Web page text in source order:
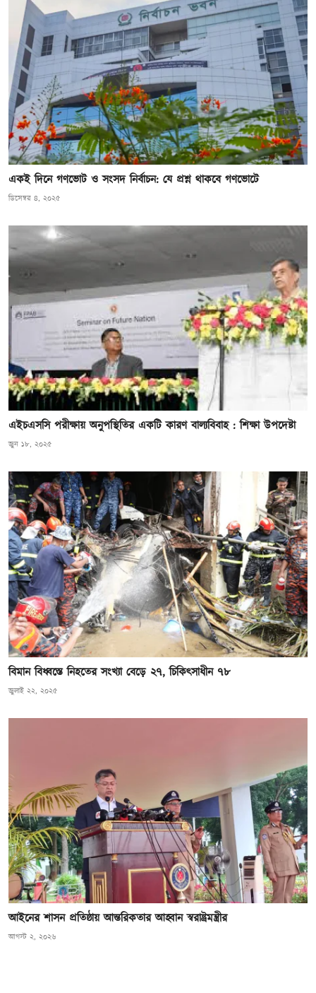
একই দিনে গণভোট ও সংসদ নির্বাচন: যে প্রশ্ন থাকবে গণভোটে
ডিসেম্বর ৪, ২০২৫
এইচএসসি পরীক্ষায় অনুপস্থিতির একটি কারণ বাল্যবিবাহ : শিক্ষা উপদেষ্টা
জুন ১৮, ২০২৫
বিমান বিধ্বস্তে নিহতের সংখ্যা বেড়ে ২৭, চিকিৎসাধীন ৭৮
জুলাই ২২, ২০২৫
আইনের শাসন প্রতিষ্ঠায় আন্তরিকতার আহ্বান স্বরাষ্ট্রমন্ত্রীর
আগস্ট ২, ২০২৬